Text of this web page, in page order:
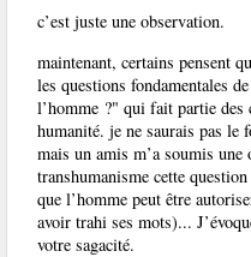
c’est juste une observation.
maintenant, certains pensent
les questions fondamentales
l’homme ?" qui fait partie
humanité. je ne saurais pas le
mais un amis m’a soumis une
transhumanisme cette
que l’homme peut être
avoir trahi ses mots)...
votre sagacité.